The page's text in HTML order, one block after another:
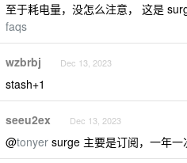
至于耗电量，没怎么注意， 这是
faqs
wzbrbj Dec 13, 2023
stash+1
seeu2ex Dec 13, 2023
@tonyer surge 主要是订阅，一年